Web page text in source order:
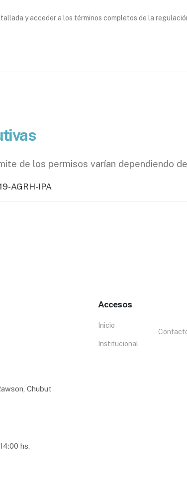
y acceder a los términos completos de la
de los permisos varían dependiendo
AGRH-IPA
Chubut
hs.
Accesos
Inicio
Institucional